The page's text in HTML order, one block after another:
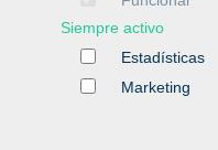
Ofertas de empleo
Formación
Siempre activo
Estadísticas
Marketing